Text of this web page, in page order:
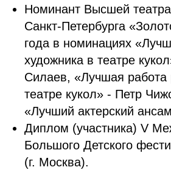
Номинант Высшей
Санкт-Петербурга
года в номинациях
художника в театре
Силаев, «Лучшая работа
театре кукол» - Петр
«Лучший актерский
Диплом (участника) V
Большого Детского
(г. Москва).